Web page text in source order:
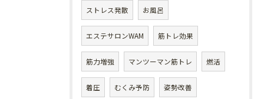
ストレス発散 お風呂
エステサロンWAM 筋トレ効果
筋力増強 マンツーマン筋トレ 燃活
着圧 むくみ予防 姿勢改善